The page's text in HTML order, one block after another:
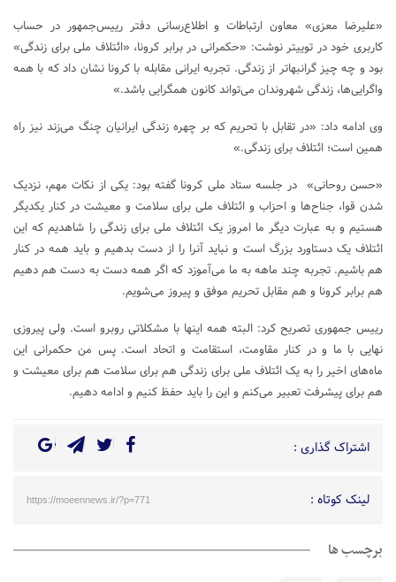
«علیرضا معزی» معاون ارتباطات و اطلاع‌رسانی دفتر رییس‌جمهور در حساب
کاربری خود در توییتر نوشت: «حکمرانی در برابر کرونا، «ائتلاف ملی برای زندگی»
بود و چه چیز گرانبهاتر از زندگی. تجربه‌ ایرانی مقابله با کرونا نشان داد که با همه
واگرایی‌ها، زندگی شهروندان می‌تواند کانون همگرایی باشد.»
وی ادامه داد: «در تقابل با تحریم که بر چهره‌ زندگی ایرانیان چنگ می‌زند نیز راه
همین است؛ ائتلاف برای زندگی.»
«حسن روحانی» در جلسه ستاد ملی کرونا گفته بود: یکی از نکات مهم، نزدیک
شدن قوا، جناح‌ها و احزاب و ائتلاف ملی برای سلامت و معیشت در کنار یکدیگر
هستیم و به عبارت دیگر ما امروز یک ائتلاف ملی برای زندگی را شاهدیم که این
ائتلاف یک دستاورد بزرگ است و نباید آنرا را از دست بدهیم و باید همه در کنار
هم باشیم. تجربه چند ماهه به ما می‌آموزد که اگر همه دست به دست هم دهیم
هم برابر کرونا و هم مقابل تحریم موفق و پیروز می‌شویم.
رییس جمهوری تصریح کرد: البته همه اینها با مشکلاتی روبرو است. ولی پیروزی
نهایی با ما و در کنار مقاومت، استقامت و اتحاد است. پس من حکمرانی این
ماه‌های اخیر را به یک ائتلاف ملی برای زندگی هم برای سلامت هم برای معیشت و
هم برای پیشرفت تعبیر می‌کنم و این را باید حفظ کنیم و ادامه دهیم.
اشتراک گذاری :
لینک کوتاه : https://moeennews.ir/?p=771
برچسب ها